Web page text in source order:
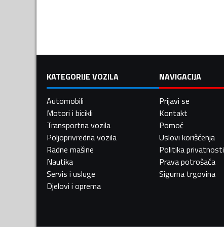
KATEGORIJE VOZILA
Automobili
Motori i bicikli
Transportna vozila
Poljoprivredna vozila
Radne mašine
Nautika
Servis i usluge
Djelovi i oprema
NAVIGACIJA
Prijavi se
Kontakt
Pomoć
Uslovi korišćenja
Politika privatnosti
Prava potrošača
Sigurna trgovina